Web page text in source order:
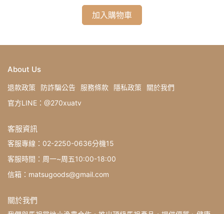
加入購物車
About Us
退款政策 防詐騙公告 服務條款 隱私政策
關於我們
官方LINE：@270xuatv
客服資訊
客服專線：02-2250-0636分機15
客服時間：周一~周五10:00-18:00
信箱：matsugoods@gmail.com
關於我們